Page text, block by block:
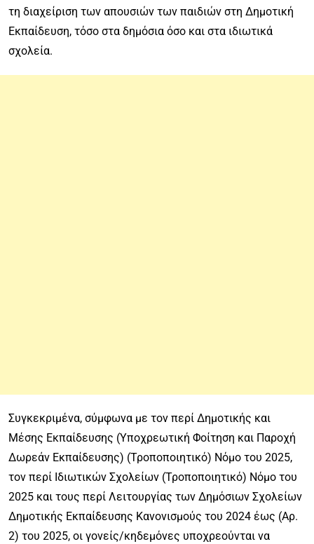
τη διαχείριση των απουσιών των παιδιών στη Δημοτική
Εκπαίδευση, τόσο στα δημόσια όσο και στα ιδιωτικά
σχολεία.
Συγκεκριμένα, σύμφωνα με τον περί Δημοτικής και
Μέσης Εκπαίδευσης (Υποχρεωτική Φοίτηση και Παροχή
Δωρεάν Εκπαίδευσης) (Τροποποιητικό) Νόμο του 2025,
τον περί Ιδιωτικών Σχολείων (Τροποποιητικό) Νόμο του
2025 και τους περί Λειτουργίας των Δημόσιων Σχολείων
Δημοτικής Εκπαίδευσης Κανονισμούς του 2024 έως (Αρ.
2) του 2025, οι γονείς/κηδεμόνες υποχρεούνται να